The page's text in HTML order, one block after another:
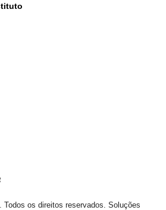
Todos os direitos reservados. Soluções